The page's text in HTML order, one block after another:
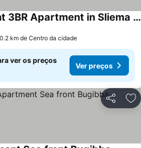
Spacious Seafront 3BR Apartment in Sliema Ideal for Groups
km de Centro da cidade
ver os preços
Ver preços
Partilhar